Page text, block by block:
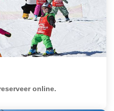
online.